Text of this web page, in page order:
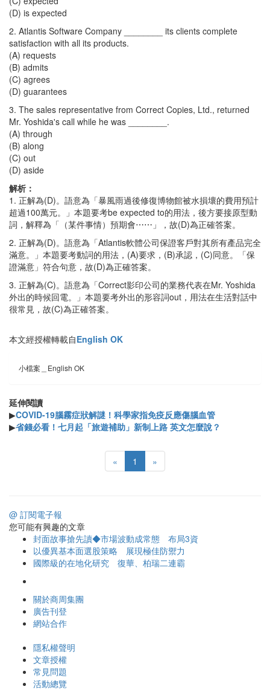
(D) is expected
2. Atlantis Software Company ________ its clients complete
satisfaction with all its products.
(A) requests
(B) admits
(C) agrees
(D) guarantees
3. The sales representative from Correct Copies, Ltd., returned
Mr. Yoshida's call while he was ________.
(A) through
(B) along
(C) out
(D) aside
解析：
1. 正解為(D)。語意為「暴風雨過後修復博物館被水損壞的費用預計
超過100萬元。」本題要考be expected to的用法，後方要接原型動
詞，解釋為「（某件事情）預期會⋯⋯」，故(D)為正確答案。
2. 正解為(D)。語意為「Atlantis軟體公司保證客戶對其所有產品完全
滿意。」本題要考動詞的用法，(A)要求，(B)承認，(C)同意。「保
證滿意」符合句意，故(D)為正確答案。
3. 正解為(C)。語意為「Correct影印公司的業務代表在Mr. Yoshida
外出的時候回電。」本題要考外出的形容詞out，用法在生活對話中
很常見，故(C)為正確答案。
本文經授權轉載自English OK
小檔案＿English OK
延伸閱讀
▶COVID-19腦霧症狀解謎！科學家指免疫反應傷腦血管
▶省錢必看！七月起「旅遊補助」新制上路 英文怎麼說？
« 1 »
@ 訂閱電子報
您可能有興趣的文章
封面故事搶先讀◆市場波動成常態 布局3資
以優異基本面選股策略 展現極佳防禦力
國際級的在地化研究 復華、柏瑞二連霸
關於商周集團
廣告刊登
網站合作
隱私權聲明
文章授權
常見問題
活動總覽